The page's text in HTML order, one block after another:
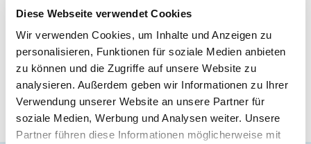
Diese Webseite verwendet Cookies
Wir verwenden Cookies, um Inhalte und Anzeigen zu
personalisieren, Funktionen für soziale Medien anbieten
zu können und die Zugriffe auf unsere Website zu
analysieren. Außerdem geben wir Informationen zu Ihrer
Verwendung unserer Website an unsere Partner für
soziale Medien, Werbung und Analysen weiter. Unsere
Partner führen diese Informationen möglicherweise mit
Cet article a été automatiquement importé de
notre ancien site. Merci de nous signaler, à
redaction(at)simplyscience.ch, toute erreur
d'affichage.